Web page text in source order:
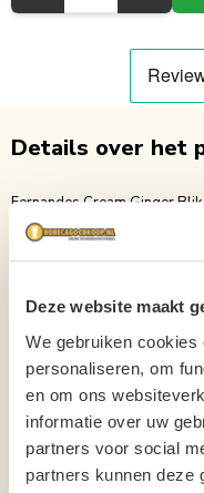
Deze website maakt
We gebruiken
personaliseren, om
en om ons
informatie over uw
partners voor social
partners kunnen deze
Details over het
Fernandes Cream Ginger
Company Fernandes Cream
Voedingsvezels 0g Natrium
Horecagoedkoop online te
Fernandes zorgt voor de
lifestyle die eromheen
waarin family, food, & drinks
Inhoud